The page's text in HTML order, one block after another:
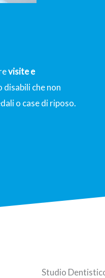
visite e
che non
o case di riposo.
Studio